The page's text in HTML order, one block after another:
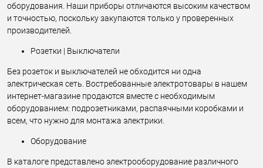
оборудования. Наши приборы отличаются высоким качеством
и точностью, поскольку закупаются только у проверенных
производителей.
Розетки | Выключатели
Без розеток и выключателей не обходится ни одна
электрическая сеть. Востребованные электротовары в нашем
интернет-магазине продаются вместе с необходимым
оборудованием: подрозетниками, распаячными коробками и
всем, что нужно для монтажа электрики.
Оборудование
В каталоге представлено электрооборудование различного